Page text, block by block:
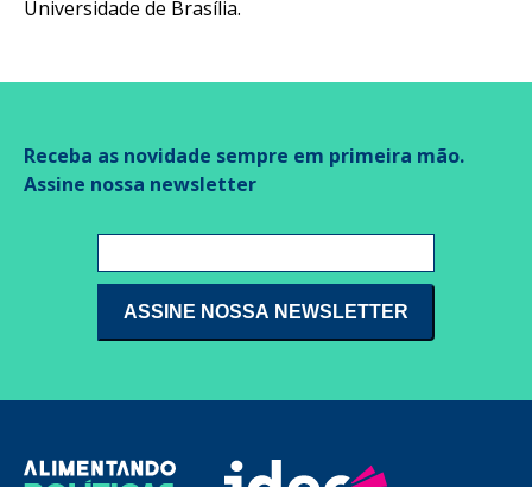
Universidade de Brasília.
Receba as novidade sempre em primeira mão.
Assine nossa newsletter